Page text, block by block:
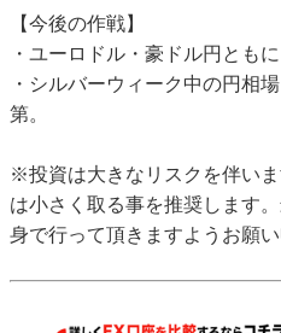
【今後の作戦】
・ユーロドル・豪ドル円とも
・シルバーウィーク中の円相
第。
※投資は大きなリスクを伴い
は小さく取る事を推奨します
身で行って頂きますようお願い